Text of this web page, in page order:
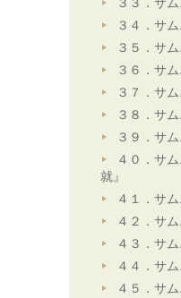
３３．サ
３４．サ
３５．サ
３６．サ
３７．サ
３８．サ
３９．サ
４０．サ
就』
４１．サ
４２．サ
４３．サ
４４．サ
４５．サ